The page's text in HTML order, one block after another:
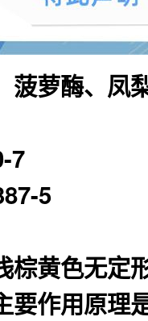
菠萝酶、凤
7
5
棕黄色无定
要作用原理